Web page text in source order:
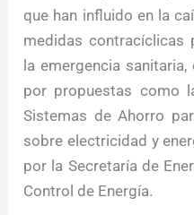
que han influido en la
medidas contracíclicas
la emergencia
por propuestas como
Sistemas de Ahorro
sobre electricidad y
por la Secretaría de
Control de Energía.